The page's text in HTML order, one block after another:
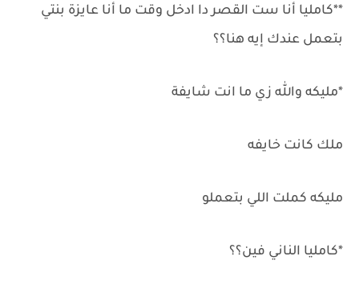
**كامليا أنا ست القصر دا ادخل وقت ما أنا عايزة بنتي
بتعمل عندك إيه هنا؟؟
*مليكه والله زي ما انت شايفة
ملك كانت خايفه
مليكه كملت اللي بتعملو
*كامليا الناني فين؟؟